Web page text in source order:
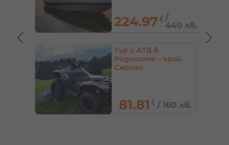
224.97€/
440 лв.
Тур с АТВ в
Родопите – край
Смолян
81.81€/ 160 лв.